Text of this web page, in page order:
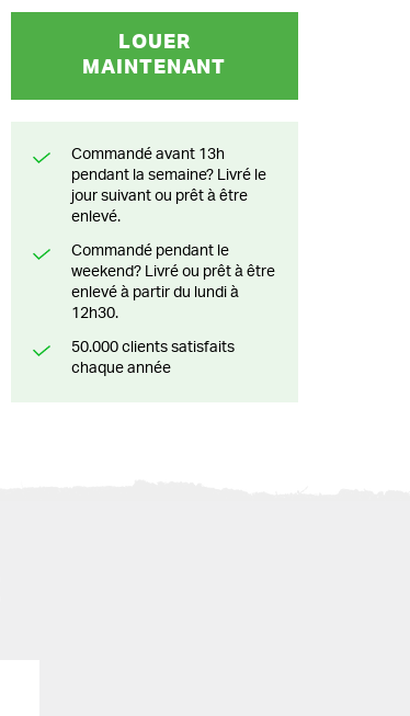
LOUER
MAINTENANT
Commandé avant 13h
pendant la semaine? Livré le
jour suivant ou prêt à être
enlevé.
Commandé pendant le
weekend? Livré ou prêt à être
enlevé à partir du lundi à
12h30.
50.000 clients satisfaits
chaque année